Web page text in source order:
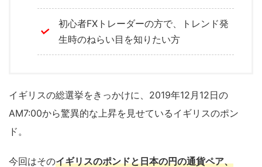
初心者FXトレーダーの方で、トレンド発
生時のねらい目を知りたい方
イギリスの総選挙をきっかけに、2019年12月12日の
AM7:00から驚異的な上昇を見せているイギリスのポン
ド。
今回はそのイギリスのポンドと日本の円の通貨ペア、